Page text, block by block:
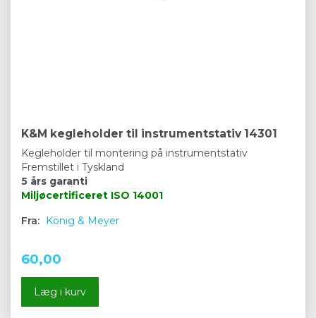
K&M kegleholder til instrumentstativ 14301
Kegleholder til montering på instrumentstativ
Fremstillet i Tyskland
5 års garanti
Miljøcertificeret ISO 14001
Fra: König & Meyer
60,00
Læg i kurv